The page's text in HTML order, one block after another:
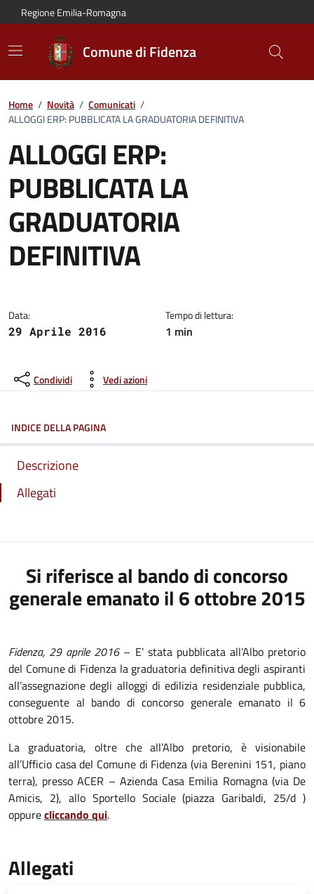
Vai al contenuto principale
Vai alla navigazione del sito
Vai al piede di pagina
Regione Emilia-Romagna
Comune di Fidenza
Home / Novità / Comunicati /
ALLOGGI ERP: PUBBLICATA LA GRADUATORIA DEFINITIVA
ALLOGGI ERP:
PUBBLICATA LA
GRADUATORIA
DEFINITIVA
Data:
29 Aprile 2016
Tempo di lettura:
1 min
Condividi Vedi azioni
INDICE DELLA PAGINA
Descrizione
Allegati
Si riferisce al bando di concorso
generale emanato il 6 ottobre 2015
Fidenza, 29 aprile 2016 – E’ stata pubblicata all’Albo pretorio
del Comune di Fidenza la graduatoria definitiva degli aspiranti
all’assegnazione degli alloggi di edilizia residenziale pubblica,
conseguente al bando di concorso generale emanato il 6
ottobre 2015.
La graduatoria, oltre che all’Albo pretorio, è visionabile
all’Ufficio casa del Comune di Fidenza (via Berenini 151, piano
terra), presso ACER – Azienda Casa Emilia Romagna (via De
Amicis, 2), allo Sportello Sociale (piazza Garibaldi, 25/d )
oppurecliccando qui.
Allegati